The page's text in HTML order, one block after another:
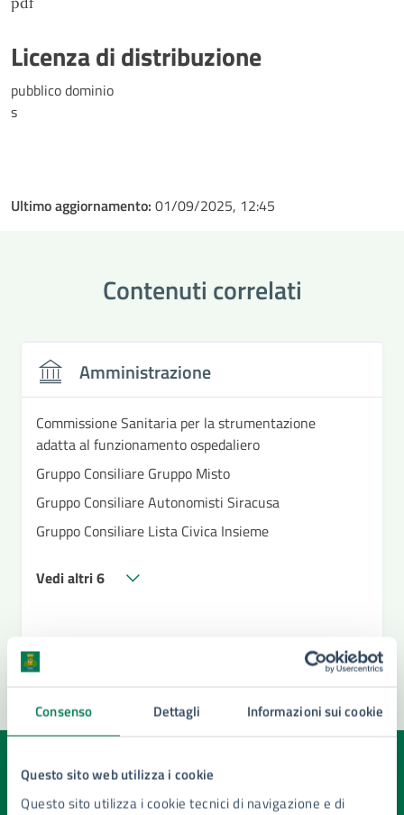
Consenso Dettagli Informazioni sui cookie
Questo sito web utilizza i cookie
Questo sito utilizza i cookie tecnici di navigazione e di
Licenza di distribuzione
pubblico dominio
s
Ultimo aggiornamento: 01/09/2025, 12:45
Contenuti correlati
Amministrazione
Commissione Sanitaria per la strumentazione
adatta al funzionamento ospedaliero
Gruppo Consiliare Gruppo Misto
Gruppo Consiliare Autonomisti Siracusa
Gruppo Consiliare Lista Civica Insieme
Vedi altri 6
Quanto sono chiare le informazioni su questa
pagina?